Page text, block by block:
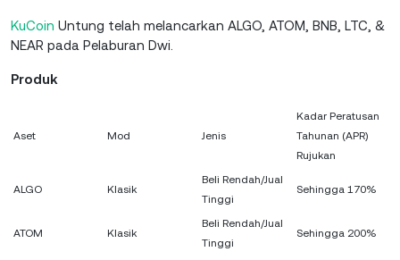
KuCoin Untung telah melancarkan ALGO, ATOM, BNB, LTC, &
NEAR pada Pelaburan Dwi.
Produk
Aset Mod Jenis
Kadar Peratusan
Tahunan (APR)
Rujukan
ALGO Klasik
Beli Rendah/Jual
Tinggi
Sehingga 170%
ATOM Klasik
Beli Rendah/Jual
Tinggi
Sehingga 200%